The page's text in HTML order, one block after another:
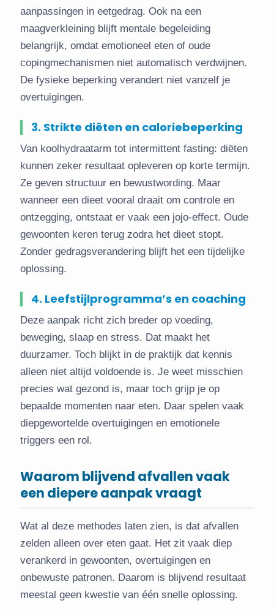
aanpassingen in eetgedrag. Ook na een
maagverkleining blijft mentale begeleiding
belangrijk, omdat emotioneel eten of oude
copingmechanismen niet automatisch verdwijnen.
De fysieke beperking verandert niet vanzelf je
overtuigingen.
3. Strikte diëten en caloriebeperking
Van koolhydraatarm tot intermittent fasting: diëten
kunnen zeker resultaat opleveren op korte termijn.
Ze geven structuur en bewustwording. Maar
wanneer een dieet vooral draait om controle en
ontzegging, ontstaat er vaak een jojo-effect. Oude
gewoonten keren terug zodra het dieet stopt.
Zonder gedragsverandering blijft het een tijdelijke
oplossing.
4. Leefstijlprogramma’s en coaching
Deze aanpak richt zich breder op voeding,
beweging, slaap en stress. Dat maakt het
duurzamer. Toch blijkt in de praktijk dat kennis
alleen niet altijd voldoende is. Je weet misschien
precies wat gezond is, maar toch grijp je op
bepaalde momenten naar eten. Daar spelen vaak
diepgewortelde overtuigingen en emotionele
triggers een rol.
Waarom blijvend afvallen vaak
een diepere aanpak vraagt
Wat al deze methodes laten zien, is dat afvallen
zelden alleen over eten gaat. Het zit vaak diep
verankerd in gewoonten, overtuigingen en
onbewuste patronen. Daarom is blijvend resultaat
meestal geen kwestie van één snelle oplossing.